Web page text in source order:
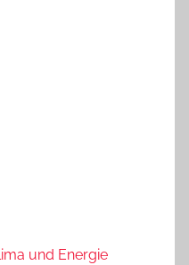
und Energie